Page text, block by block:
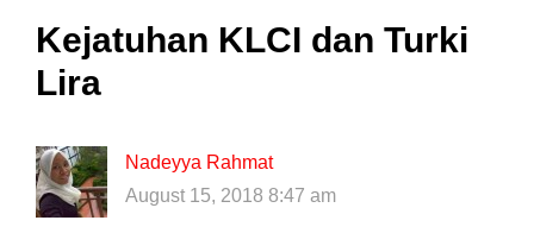
Kejatuhan KLCI dan Turki
Lira
Nadeyya Rahmat
August 15, 2018 8:47 am